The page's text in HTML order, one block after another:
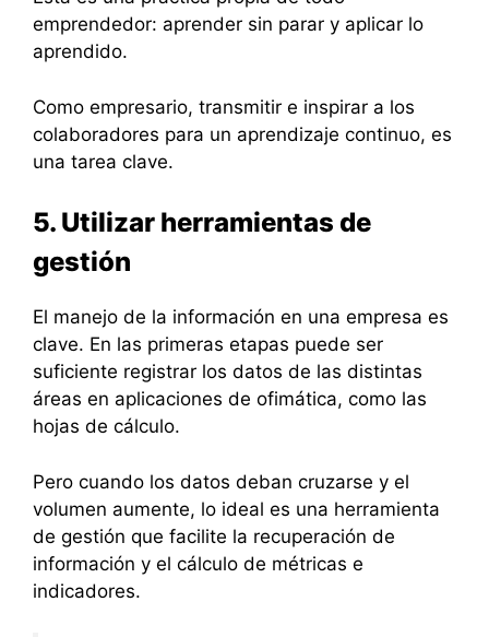
emprendedor: aprender sin parar y aplicar lo
aprendido.
Como empresario, transmitir e inspirar a los
colaboradores para un aprendizaje continuo, es
una tarea clave.
5. Utilizar herramientas de
gestión
El manejo de la información en una empresa es
clave. En las primeras etapas puede ser
suficiente registrar los datos de las distintas
áreas en aplicaciones de ofimática, como las
hojas de cálculo.
Pero cuando los datos deban cruzarse y el
volumen aumente, lo ideal es una herramienta
de gestión que facilite la recuperación de
información y el cálculo de métricas e
indicadores.